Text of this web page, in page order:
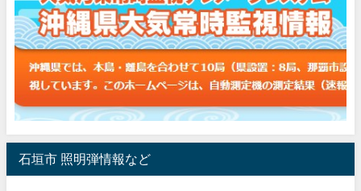
石垣市 照明弾情報など